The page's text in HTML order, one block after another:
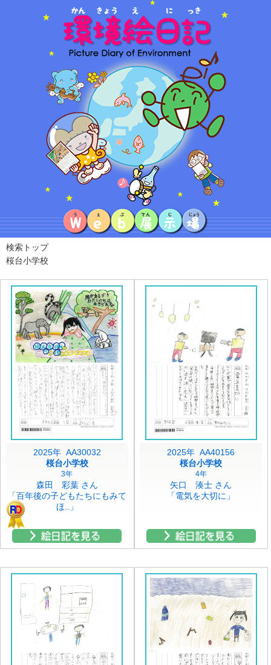
検索トップ
桜台小学校
2025年 AA30032
桜台小学校
3年
森田 彩葉 さん
「百年後の子どもたちにもみて
ほ..」
2025年 AA40156
桜台小学校
4年
矢口 湊士 さん
「電気を大切に」